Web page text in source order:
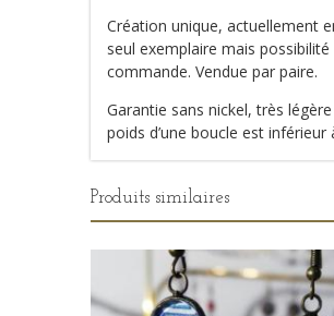
Création unique, actuellement
seul exemplaire mais possibilité
commande. Vendue par paire.
Garantie sans nickel, très
poids d’une boucle est inférieur
Produits similaires